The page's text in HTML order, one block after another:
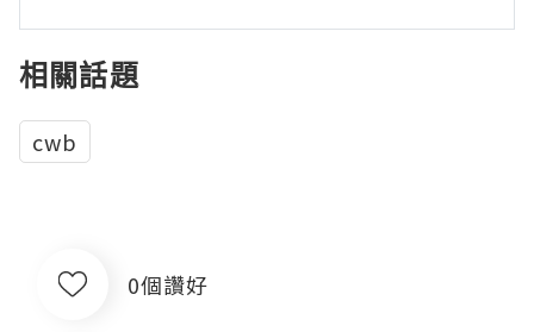
相關話題
cwb
0個讚好